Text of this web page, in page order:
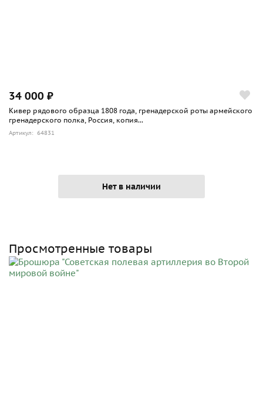
34 000 ₽
Кивер рядового образца 1808 года, гренадерской роты армейского
гренадерского полка, Россия, копия...
Артикул: 64831
Нет в наличии
Просмотренные товары